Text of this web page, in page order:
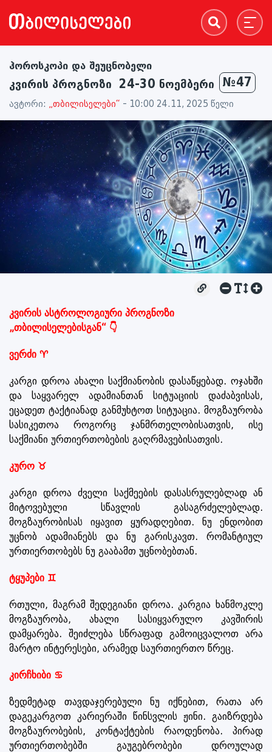
ჰოროსკოპი და შეუცნობელი
კვირის პროგნოზი 24-30 ნოემბერი №47
ავტორი: „თბილისელები“ - 10:00 24.11, 2025 წელი
კვირის ასტროლოგიური პროგნოზი
„თბილისელებისგან“ 👇
ვერძი ♈
კარგი დროა ახალი საქმიანობის დასაწყებად. ოჯახში
და საყვარელ ადამიანთან სიტუაციის დაძაბვისას,
ეცადეთ ტაქტიანად განმუხტოთ სიტუაცია. მოგზაურობა
სასიკეთოა როგორც ჯანმრთელობისათვის, ისე
საქმიანი ურთიერთობების გაღრმავებისათვის.
კურო ♉
კარგი დროა ძველი საქმეების დასასრულებლად ან
მიტოვებული სწავლის გასაგრძელებლად.
მოგზაურობისას იყავით ყურადღებით. ნუ ენდობით
უცნობ ადამიანებს და ნუ გარისკავთ. რომანტიულ
ურთიერთობებს ნუ გააბამთ უცნობებთან.
ტყუპები ♊
რთული, მაგრამ შედეგიანი დროა. კარგია ხანმოკლე
მოგზაურობა, ახალი სასიყვარულო კავშირის
დამყარება. შეიძლება სწრაფად გამოიცვალოთ არა
მარტო ინტერესები, არამედ საურთიერთო წრეც.
კირჩხიბი ♋
ზედმეტად თავდაჯერებული ნუ იქნებით, რათა არ
დაგეკარგოთ კარიერაში წინსვლის ჟინი. გაიზრდება
მოგზაურობების, კონტაქტების რაოდენობა. პირად
ურთიერთობებში გაუგებრობები დროულად